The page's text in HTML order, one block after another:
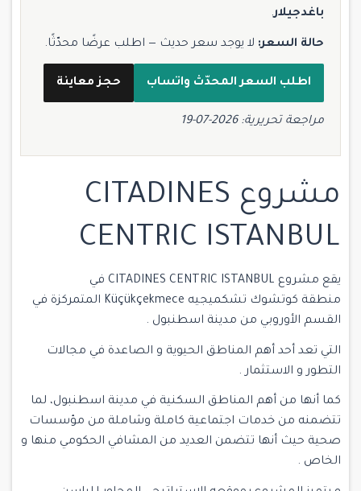
باغدجيلار.
حالة السعر: لا يوجد سعر حديث — اطلب عرضًا محدّثًا.
اطلب السعر المحدّث واتساب حجز معاينة
مراجعة تحريرية: 2026-07-19
مشروع CITADINES
CENTRIC ISTANBUL
يقع مشروع CITADINES CENTRIC ISTANBUL في
منطقة كوتشوك تشكميجيه Küçükçekmece المتمركزة في
القسم الأوروبي من مدينة اسطنبول .
التي تعد أحد أهم المناطق الحيوية و الصاعدة في مجالات
التطور و الاستثمار .
كما أنها من أهم المناطق السكنية في مدينة اسطنبول، لما
تتضمنه من خدمات اجتماعية كاملة وشاملة من مؤسسات
صحية حيث أنها تتضمن العديد من المشافي الحكومي منها و
الخاص .